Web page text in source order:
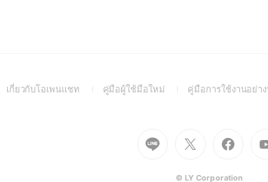
เกี่ยวกับโอเพนแชท
(Openคู่มือผู้ใช้มือใหม่
(Open
window)
คู่มือการใช้งานอย่า
Go
to
(Open
Go
to
(Open
Go
to
(Open
© LY Corporation